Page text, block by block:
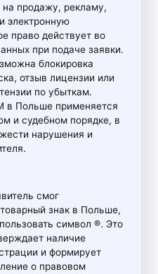
на продажу, рекламу,
электронную
право действует во
при подаче заявки.
блокировка
отзыв лицензии или
по убыткам.
в Польше применяется
и судебном порядке, в
нарушения и
смог
знак в Польше,
символ ®. Это
наличие
и формирует
о правовом